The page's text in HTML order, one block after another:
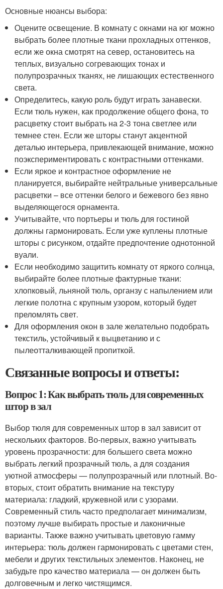
Основные нюансы выбора:
Оцените освещение. В комнату с окнами на юг можно
выбрать более плотные ткани прохладных оттенков,
если же окна смотрят на север, остановитесь на
теплых, визуально согревающих тонах и
полупрозрачных тканях, не лишающих естественного
света.
Определитесь, какую роль будут играть занавески.
Если тюль нужен, как продолжение общего фона, то
расцветку стоит выбрать на 2-3 тона светлее или
темнее стен. Если же шторы станут акцентной
деталью интерьера, привлекающей внимание, можно
поэкспериментировать с контрастными оттенками.
Если яркое и контрастное оформление не
планируется, выбирайте нейтральные универсальные
расцветки – все оттенки белого и бежевого без явно
выделяющегося орнамента.
Учитывайте, что портьеры и тюль для гостиной
должны гармонировать. Если уже куплены плотные
шторы с рисунком, отдайте предпочтение однотонной
вуали.
Если необходимо защитить комнату от яркого солнца,
выбирайте более плотные фактурные ткани:
хлопковый, льняной тюль, органзу с напылением или
легкие полотна с крупным узором, который будет
преломлять свет.
Для оформления окон в зале желательно подобрать
текстиль, устойчивый к выцветанию и с
пылеотталкивающей пропиткой.
Связанные вопросы и ответы:
Вопрос 1: Как выбрать тюль для современных
штор в зал
Выбор тюля для современных штор в зал зависит от
нескольких факторов. Во-первых, важно учитывать
уровень прозрачности: для большего света можно
выбрать легкий прозрачный тюль, а для создания
уютной атмосферы — полупрозрачный или плотный. Во-
вторых, стоит обратить внимание на текстуру
материала: гладкий, кружевной или с узорами.
Современный стиль часто предполагает минимализм,
поэтому лучше выбирать простые и лаконичные
варианты. Также важно учитывать цветовую гамму
интерьера: тюль должен гармонировать с цветами стен,
мебели и других текстильных элементов. Наконец, не
забудьте про качество материала — он должен быть
долговечным и легко чистящимся.